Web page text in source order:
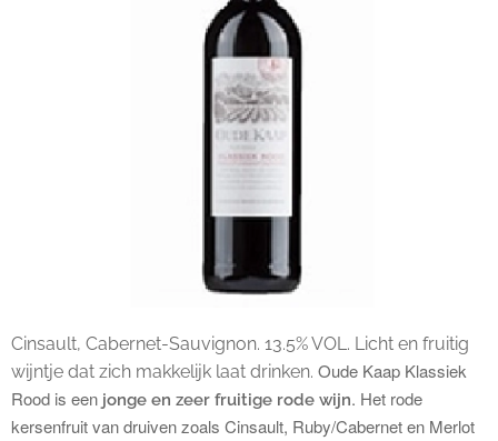
Cinsault, Cabernet-Sauvignon. 13.5% VOL. Licht en fruitig
wijntje dat zich makkelijk laat drinken. Oude Kaap Klassiek
Rood is een jonge en zeer fruitige rode wijn. Het rode
kersenfruit van druiven zoals Cinsault, Ruby/Cabernet en Merlot